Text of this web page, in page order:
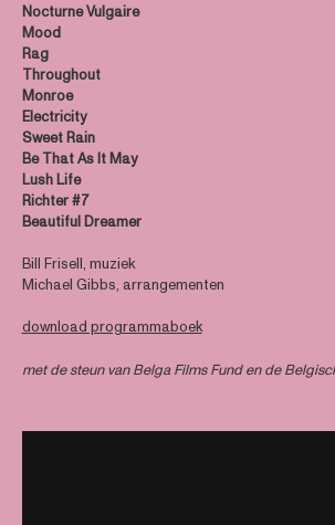
Nocturne Vulgaire
Mood
Rag
Throughout
Monroe
Electricity
Sweet Rain
Be That As It May
Lush Life
Richter #7
Beautiful Dreamer
Bill Frisell, muziek
Michael Gibbs, arrangementen
download programmaboek
met de steun van Belga Films Fund en de